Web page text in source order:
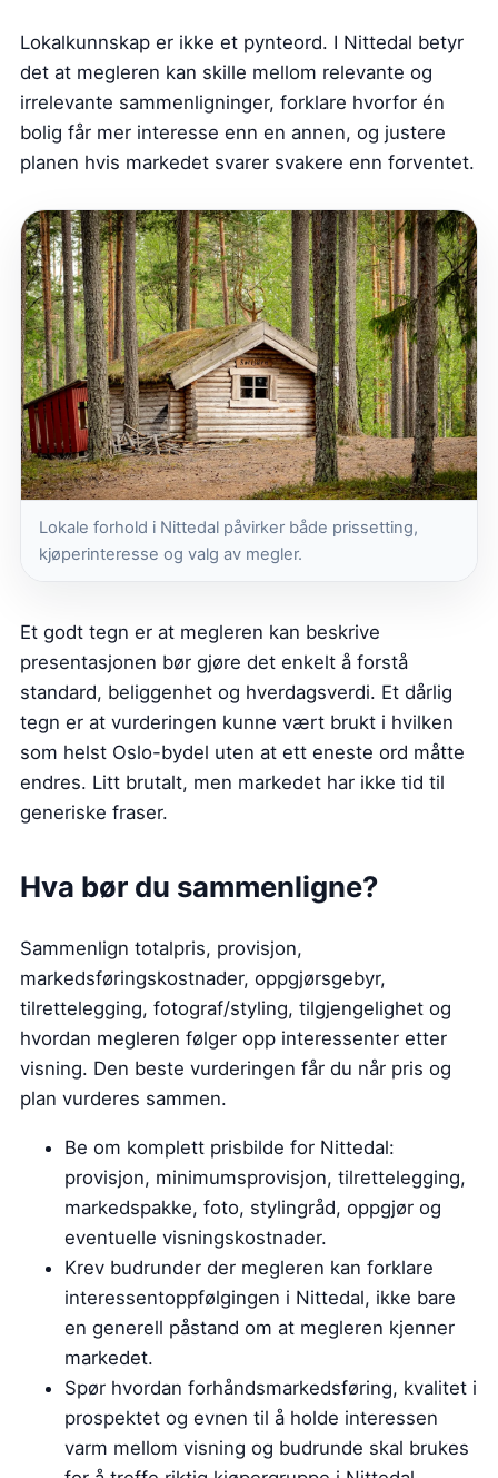
Lokalkunnskap er ikke et pynteord. I Nittedal betyr
det at megleren kan skille mellom relevante og
irrelevante sammenligninger, forklare hvorfor én
bolig får mer interesse enn en annen, og justere
planen hvis markedet svarer svakere enn forventet.
Lokale forhold i Nittedal påvirker både prissetting,
kjøperinteresse og valg av megler.
Et godt tegn er at megleren kan beskrive
presentasjonen bør gjøre det enkelt å forstå
standard, beliggenhet og hverdagsverdi. Et dårlig
tegn er at vurderingen kunne vært brukt i hvilken
som helst Oslo-bydel uten at ett eneste ord måtte
endres. Litt brutalt, men markedet har ikke tid til
generiske fraser.
Hva bør du sammenligne?
Sammenlign totalpris, provisjon,
markedsføringskostnader, oppgjørsgebyr,
tilrettelegging, fotograf/styling, tilgjengelighet og
hvordan megleren følger opp interessenter etter
visning. Den beste vurderingen får du når pris og
plan vurderes sammen.
Be om komplett prisbilde for Nittedal:
provisjon, minimumsprovisjon, tilrettelegging,
markedspakke, foto, stylingråd, oppgjør og
eventuelle visningskostnader.
Krev budrunder der megleren kan forklare
interessentoppfølgingen i Nittedal, ikke bare
en generell påstand om at megleren kjenner
markedet.
Spør hvordan forhåndsmarkedsføring, kvalitet i
prospektet og evnen til å holde interessen
varm mellom visning og budrunde skal brukes